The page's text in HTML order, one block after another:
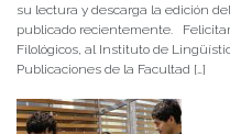
su lectura y descarga la edición del
publicado recientemente.
Filológicos, al Instituto de
Publicaciones de la Facultad […]